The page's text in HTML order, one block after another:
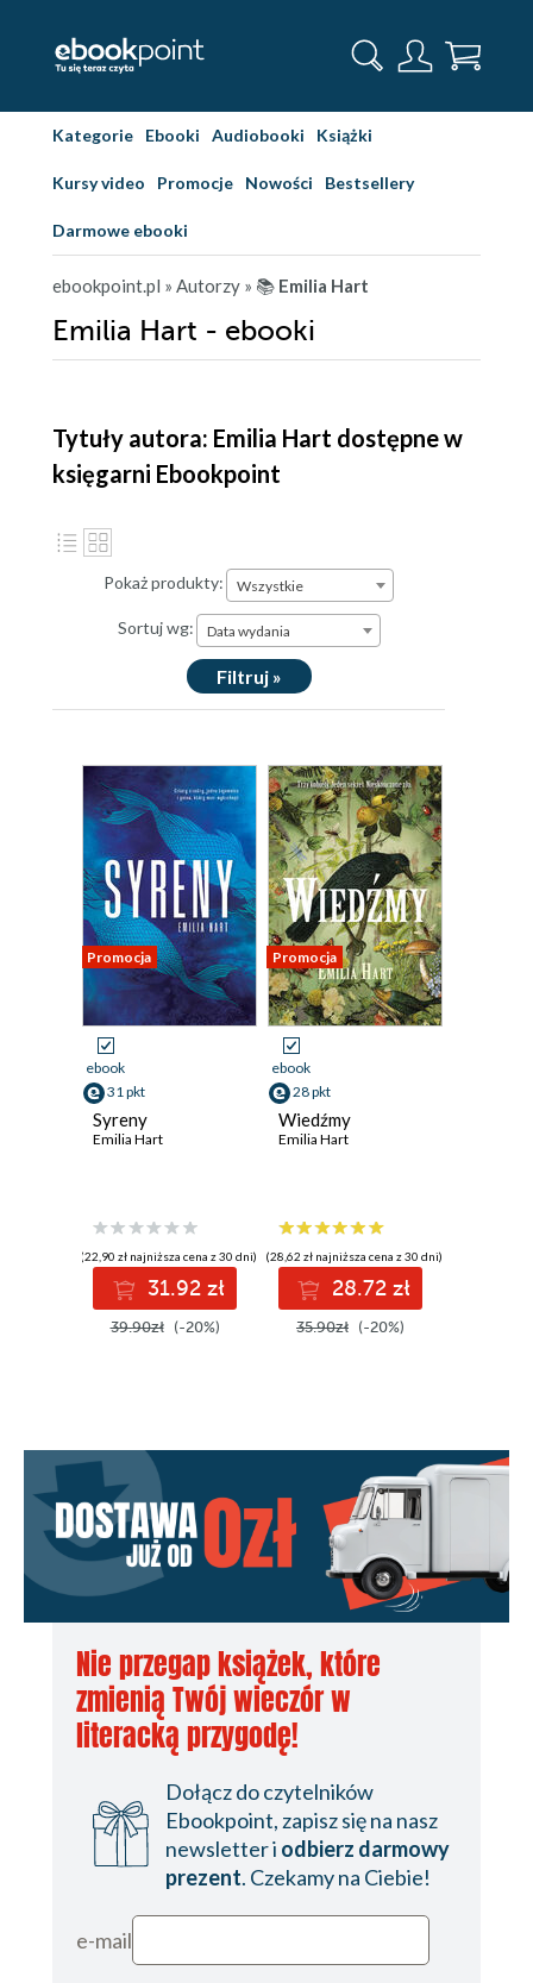
Kategorie Ebooki Audiobooki Książki
Kursy video Promocje Nowości Bestsellery
Darmowe ebooki
ebookpoint.pl » Autorzy » 📚 Emilia Hart
Emilia Hart - ebooki
Tytuły autora: Emilia Hart dostępne w
księgarni Ebookpoint
Pokaż produkty: Wszystkie
Sortuj wg: Data wydania
Filtruj »
Promocja
ebook
31 pkt
Syreny
Emilia Hart
(22,90 zł najniższa cena z 30 dni)
31.92 zł
39.90zł (-20%)
Promocja
ebook
28 pkt
Wiedźmy
Emilia Hart
(28,62 zł najniższa cena z 30 dni)
28.72 zł
35.90zł (-20%)
Nie przegap książek, które
zmienią Twój wieczór w
literacką przygodę!
Dołącz do czytelników
Ebookpoint, zapisz się na nasz
newsletter i odbierz darmowy
prezent. Czekamy na Ciebie!
e-mail